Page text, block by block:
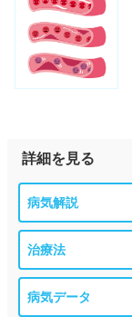
詳細を見る
病気解説
治療法
病気データ